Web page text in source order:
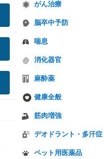
がん治療
脳卒中予防
喘息
消化器官
麻酔薬
健康全般
筋肉増強
デオドラント・多汗症
ペット用医薬品